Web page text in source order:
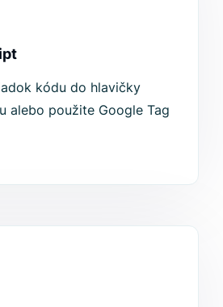
kódu do hlavičky
alebo použite Google Tag